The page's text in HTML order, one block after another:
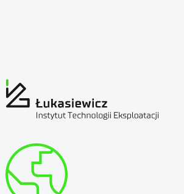
Autor:icso